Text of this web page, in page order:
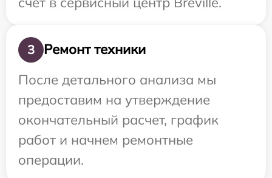
3
Ремонт техники
После детального анализа мы
предоставим на утверждение
окончательный расчет, график
работ и начнем ремонтные
операции.